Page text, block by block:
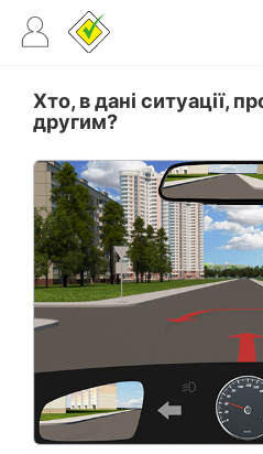
Хто, в дані ситуації,
другим?